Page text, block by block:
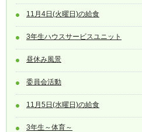
11月4日(火曜日)の給食
3年生ハウスサービスユニット
昼休み風景
委員会活動
11月5日(水曜日)の給食
3年生～体育～